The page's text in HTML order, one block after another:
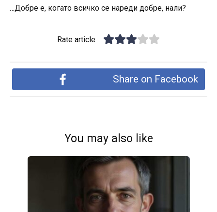
…Добре е, когато всичко се нареди добре, нали?
Rate article
Share on Facebook
You may also like